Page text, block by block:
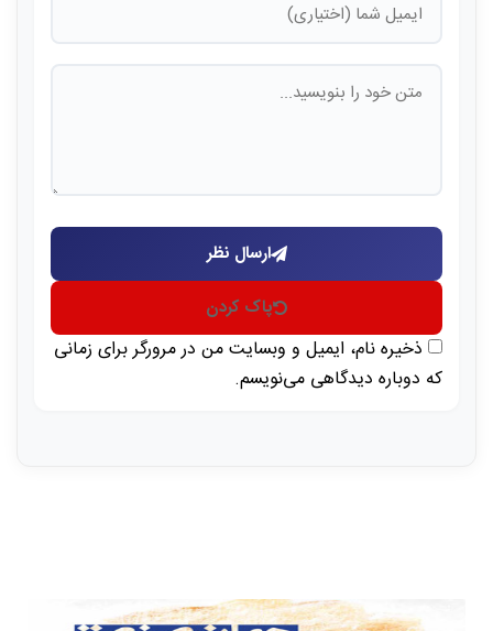
ارسال نظر
پاک کردن
ذخیره نام، ایمیل و وبسایت من در مرورگر برای زمانی
که دوباره دیدگاهی می‌نویسم.